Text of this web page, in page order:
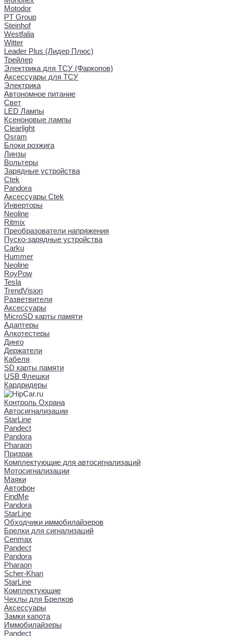
Motodor
PT Group
Steinhof
Westfalia
Witter
Leader Plus (Лидер Плюс)
Трейлер
Электрика для ТСУ (Фаркопов)
Аксессуары для ТСУ
Электрика
Автономное питание
Свет
LED Лампы
Ксеноновые лампы
Clearlight
Osram
Блоки розжига
Линзы
Вольтеры
Зарядные устройства
Ctek
Pandora
Аксессуары Ctek
Инверторы
Neoline
Ritmix
Преобразователи напряжения
Пуско-зарядные устройства
Carku
Hummer
Neoline
RoyPow
Tesla
TrendVision
Разветвители
Аксессуары
MicroSD карты памяти
Адаптеры
Алкотестеры
Динго
Держатели
Кабеля
SD карты памяти
USB Флешки
Кардридеры
Контроль Охрана
Автосигнализации
StarLine
Pandect
Pandora
Pharaon
Призрак
Комплектующие для автосигнализаций
Мотосигнализации
Маяки
Автофон
FindMe
Pandora
StarLine
Обходчики иммобилайзеров
Брелки для сигнализаций
Cenmax
Pandect
Pandora
Pharaon
Scher-Khan
StarLine
Комплектующие
Чехлы для Брелков
Аксессуары
Замки капота
Иммобилайзеры
Pandect